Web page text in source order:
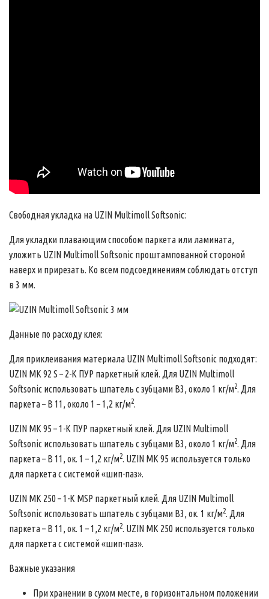
Свободная укладка на UZIN Multimoll Softsonic:
Для укладки плавающим способом паркета или ламината,
уложить UZIN Multimoll Softsonic проштампованной стороной
наверх и прирезать. Ко всем подсоединениям соблюдать отступ
в 3 мм.
Данные по расходу клея:
Для приклеивания материала UZIN Multimoll Softsonic подходят:
UZIN MK 92 S – 2-К ПУР паркетный клей. Для UZIN Multimoll
Softsonic использовать шпатель с зубцами В3, около 1 кг/м2
. Для
паркета – В 11, около 1 – 1,2 кг/м2
UZIN MK 95 – 1-K ПУР паркетный клей. Для UZIN Multimoll
Softsonic использовать шпатель с зубцами В3, около 1 кг/м2
. Для
паркета – В 11, ок. 1 – 1,2 кг/м2 . UZIN MK 95 используется только
для паркета с системой «шип-паз».
UZIN MK 250 – 1-K MSP паркетный клей. Для UZIN Multimoll
Softsonic использовать шпатель с зубцами В3, ок. 1 кг/м2
. Для
паркета – В 11, ок. 1 – 1,2 кг/м2 . UZIN MK 250 используется только
для паркета с системой «шип-паз».
Важные указания
При хранении в сухом месте, в горизонтальном положении